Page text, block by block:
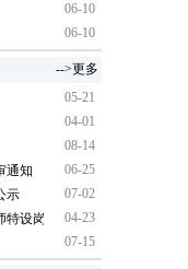
06-10
06-10
-->更多
05-21
04-01
08-14
通知
06-25
示
07-02
设岗位计划实施工作通知
04-23
07-15